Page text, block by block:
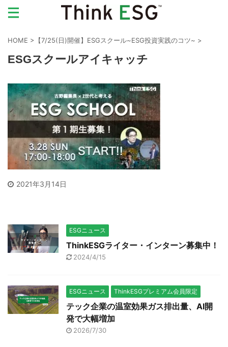
HOME > 【7/25(日)開催】ESGスクール~ESG投資実践のコツ~ >
ESGスクールアイキャッチ
2021年3月14日
ESGニュース
ThinkESGライター・インターン募集中！
2024/4/15
ESGニュース ThinkESGプレミアム会員限定
テック企業の温室効果ガス排出量、AI開
発で大幅増加
2026/7/30